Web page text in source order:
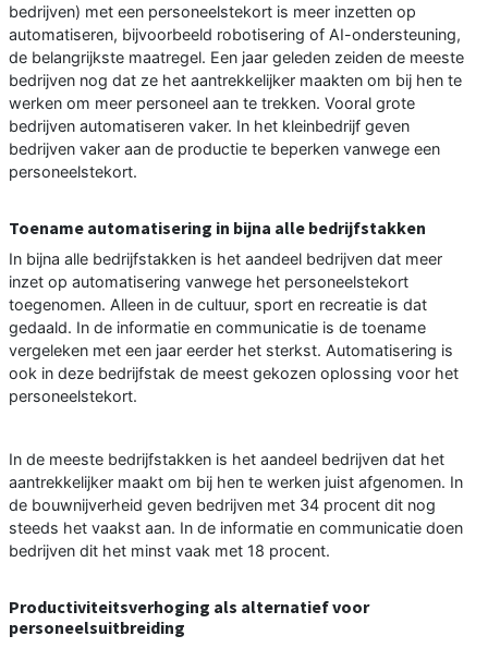
bedrijven) met een personeelstekort is meer inzetten op
automatiseren, bijvoorbeeld robotisering of AI-ondersteuning,
de belangrijkste maatregel. Een jaar geleden zeiden de meeste
bedrijven nog dat ze het aantrekkelijker maakten om bij hen te
werken om meer personeel aan te trekken. Vooral grote
bedrijven automatiseren vaker. In het kleinbedrijf geven
bedrijven vaker aan de productie te beperken vanwege een
personeelstekort.
Toename automatisering in bijna alle bedrijfstakken
In bijna alle bedrijfstakken is het aandeel bedrijven dat meer
inzet op automatisering vanwege het personeelstekort
toegenomen. Alleen in de cultuur, sport en recreatie is dat
gedaald. In de informatie en communicatie is de toename
vergeleken met een jaar eerder het sterkst. Automatisering is
ook in deze bedrijfstak de meest gekozen oplossing voor het
personeelstekort.
In de meeste bedrijfstakken is het aandeel bedrijven dat het
aantrekkelijker maakt om bij hen te werken juist afgenomen. In
de bouwnijverheid geven bedrijven met 34 procent dit nog
steeds het vaakst aan. In de informatie en communicatie doen
bedrijven dit het minst vaak met 18 procent.
Productiviteitsverhoging als alternatief voor
personeelsuitbreiding